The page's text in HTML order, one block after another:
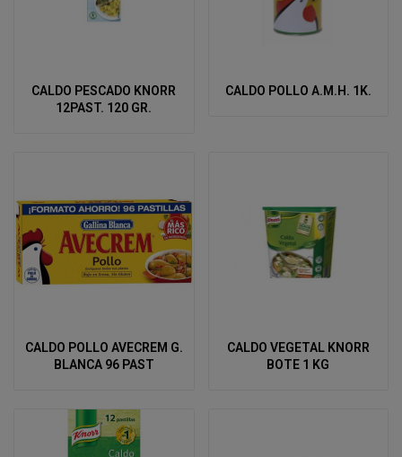
CALDO PESCADO KNORR
12PAST. 120 GR.
CALDO POLLO A.M.H. 1K.
CALDO POLLO AVECREM G.
BLANCA 96 PAST
CALDO VEGETAL KNORR
BOTE 1 KG